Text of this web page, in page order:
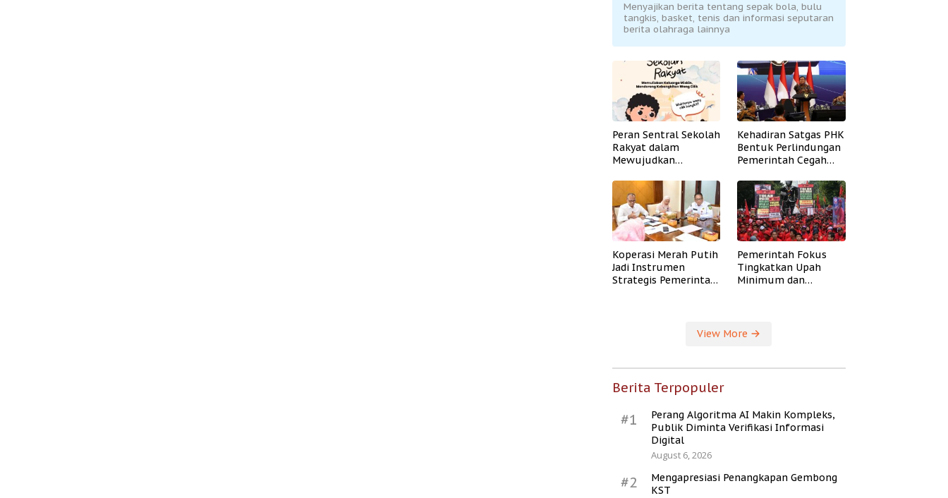
Menyajikan berita tentang sepak bola, bulu
tangkis, basket, tenis dan informasi seputaran
berita olahraga lainnya
Peran Sentral Sekolah
Rakyat dalam
Mewujudkan
Kehadiran Satgas PHK
Bentuk Perlindungan
Pemerintah Cegah
Koperasi Merah Putih
Jadi Instrumen
Strategis Pemerintah
Pemerintah Fokus
Tingkatkan Upah
Minimum dan
View More
Berita Terpopuler
#1
Perang Algoritma AI Makin Kompleks,
Publik Diminta Verifikasi Informasi
Digital
August 6, 2026
#2
Mengapresiasi Penangkapan Gembong
KST